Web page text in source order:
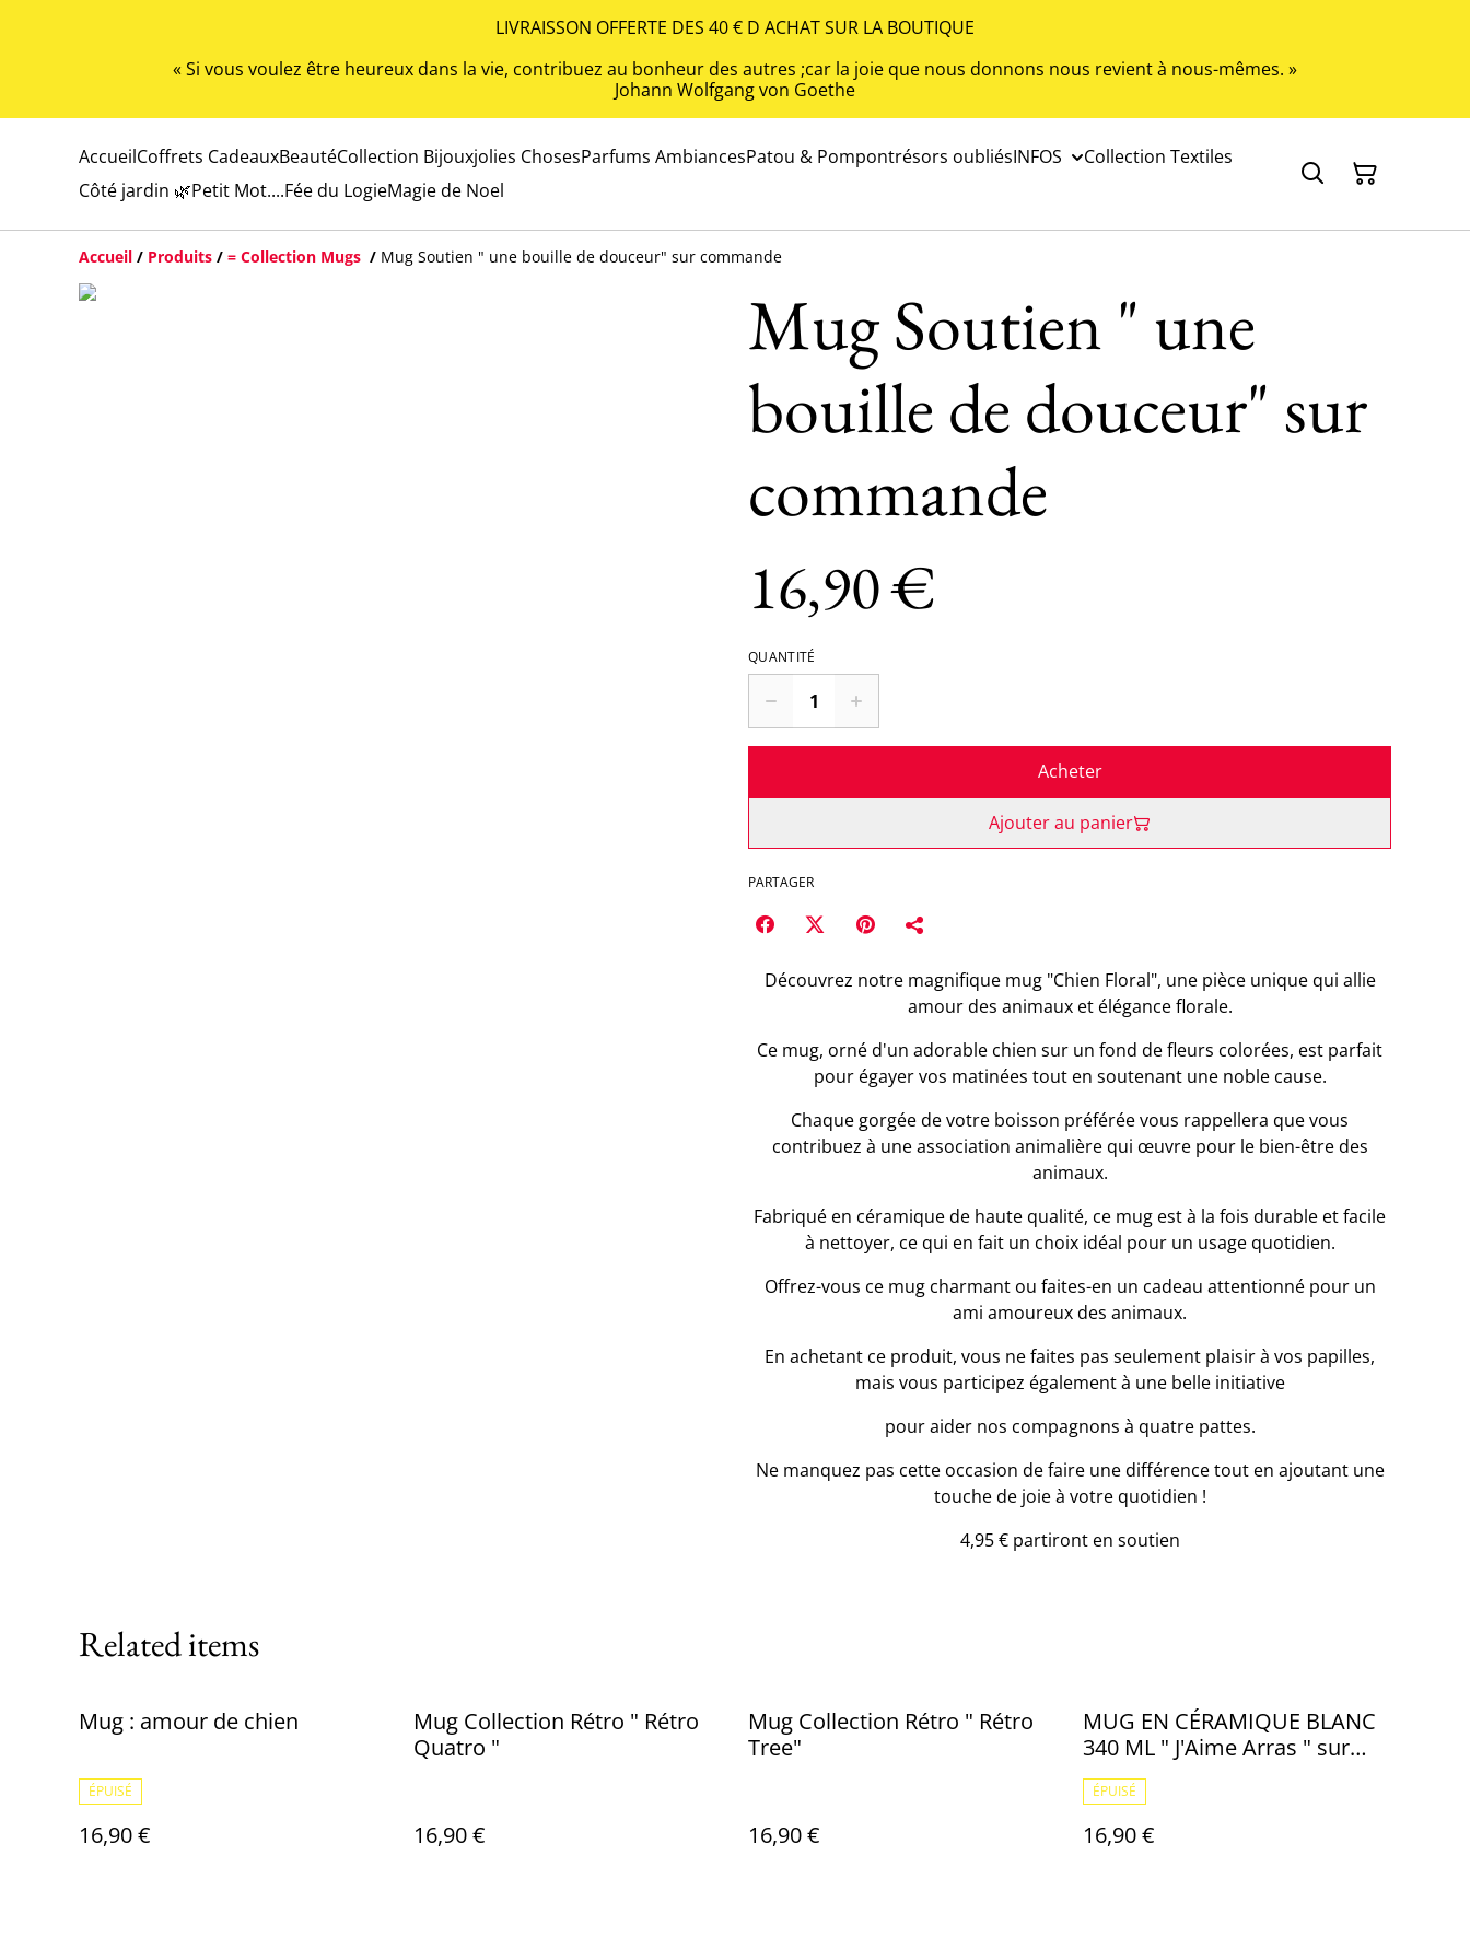
LIVRAISSON OFFERTE DES 40 € D ACHAT SUR LA BOUTIQUE
« Si vous voulez être heureux dans la vie, contribuez au bonheur des autres ;car la joie que nous donnons nous revient à nous-mêmes. »
Johann Wolfgang von Goethe
AccueilCoffrets CadeauxBeautéCollection Bijouxjolies ChosesParfums AmbiancesPatou & Pompontrésors oubliésINFOS
Collection Textiles
Côté jardin 🌿Petit Mot....Fée du LogieMagie de Noel
Accueil / Produits / = Collection Mugs / Mug Soutien " une bouille de douceur" sur commande
Mug Soutien " une
bouille de douceur" sur
commande
16,90 €
QUANTITÉ
Acheter
Ajouter au panier
PARTAGER
Découvrez notre magnifique mug "Chien Floral", une pièce unique qui allie
amour des animaux et élégance florale.
Ce mug, orné d'un adorable chien sur un fond de fleurs colorées, est parfait
pour égayer vos matinées tout en soutenant une noble cause.
Chaque gorgée de votre boisson préférée vous rappellera que vous
contribuez à une association animalière qui œuvre pour le bien-être des
animaux.
Fabriqué en céramique de haute qualité, ce mug est à la fois durable et facile
à nettoyer, ce qui en fait un choix idéal pour un usage quotidien.
Offrez-vous ce mug charmant ou faites-en un cadeau attentionné pour un
ami amoureux des animaux.
En achetant ce produit, vous ne faites pas seulement plaisir à vos papilles,
mais vous participez également à une belle initiative
pour aider nos compagnons à quatre pattes.
Ne manquez pas cette occasion de faire une différence tout en ajoutant une
touche de joie à votre quotidien !
4,95 € partiront en soutien
Related items
Mug : amour de chien
ÉPUISÉ
16,90 €
Mug Collection Rétro " Rétro
Quatro "
16,90 €
Mug Collection Rétro " Rétro
Tree"
16,90 €
MUG EN CÉRAMIQUE BLANC
340 ML " J'Aime Arras " sur
ÉPUISÉ
16,90 €